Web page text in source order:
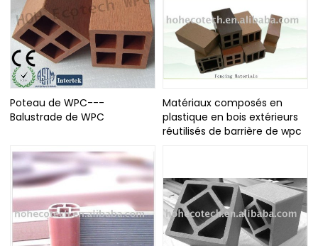
Poteau de WPC---
Balustrade de WPC
Matériaux composés en
plastique en bois extérieurs
réutilisés de barrière de wpc